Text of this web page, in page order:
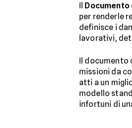
Il Documento
per renderle
definisce i
lavorativi,
Il documento
missioni da
atti a un
modello
infortuni di